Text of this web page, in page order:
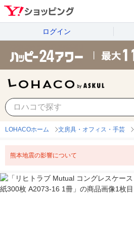
ログイン
LOHACOホーム 文房具・オフィス・手芸
熊本地震の影響について